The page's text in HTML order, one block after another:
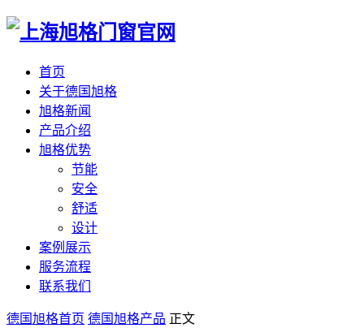
首页
关于德国旭格
旭格新闻
产品介绍
旭格优势
节能
安全
舒适
设计
案例展示
服务流程
联系我们
德国旭格首页 德国旭格产品 正文